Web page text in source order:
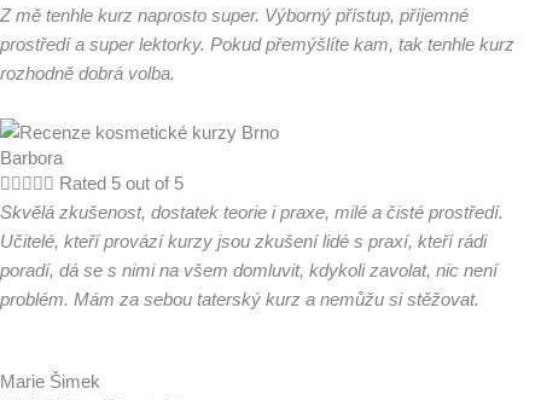
Z mě tenhle kurz naprosto super. Výborný přístup, příjemné
prostředí a super lektorky. Pokud přemýšlíte kam, tak tenhle kurz
rozhodně dobrá volba.
Barbora
     Rated 5 out of 5
Skvělá zkušenost, dostatek teorie i praxe, milé a čisté prostředí.
Učitelé, kteří provází kurzy jsou zkušení lidé s praxí, kteří rádi
poradí, dá se s nimi na všem domluvit, kdykoli zavolat, nic není
problém. Mám za sebou taterský kurz a nemůžu si stěžovat.
Marie Šimek